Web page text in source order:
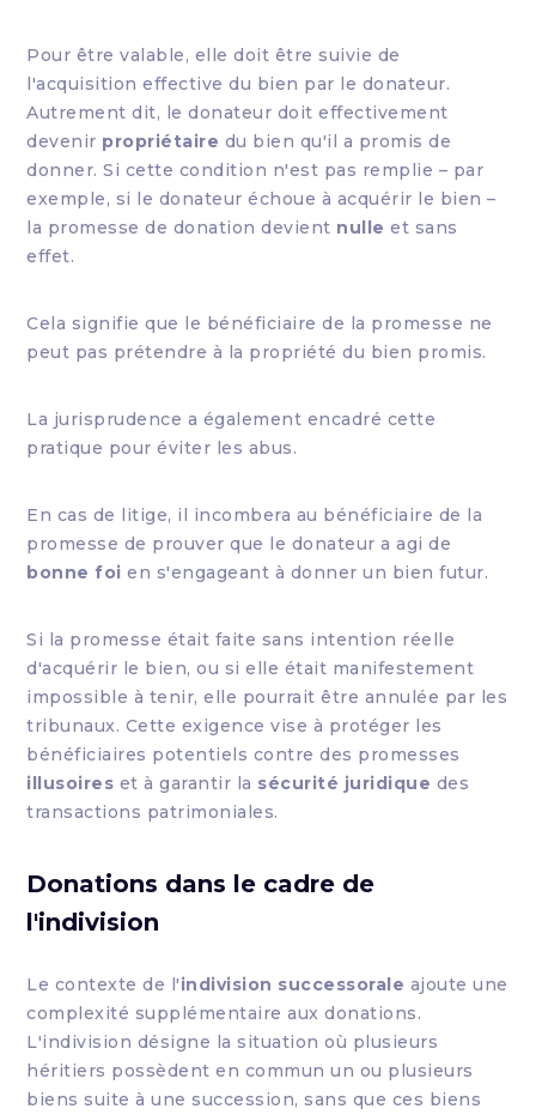
Pour être valable, elle doit être suivie de
l'acquisition effective du bien par le donateur.
Autrement dit, le donateur doit effectivement
devenir propriétaire du bien qu'il a promis de
donner. Si cette condition n'est pas remplie – par
exemple, si le donateur échoue à acquérir le bien –
la promesse de donation devient nulle et sans
effet.
Cela signifie que le bénéficiaire de la promesse ne
peut pas prétendre à la propriété du bien promis.
La jurisprudence a également encadré cette
pratique pour éviter les abus.
En cas de litige, il incombera au bénéficiaire de la
promesse de prouver que le donateur a agi de
bonne foi en s'engageant à donner un bien futur.
Si la promesse était faite sans intention réelle
d'acquérir le bien, ou si elle était manifestement
impossible à tenir, elle pourrait être annulée par les
tribunaux. Cette exigence vise à protéger les
bénéficiaires potentiels contre des promesses
illusoires et à garantir la sécurité juridique des
transactions patrimoniales.
Donations dans le cadre de
l'indivision
Le contexte de l'indivision successorale ajoute une
complexité supplémentaire aux donations.
L'indivision désigne la situation où plusieurs
héritiers possèdent en commun un ou plusieurs
biens suite à une succession, sans que ces biens